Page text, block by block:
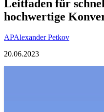
Leitfaden für
hochwertige
APAlexander Petkov
20.06.2023